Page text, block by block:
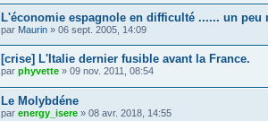
L'économie espagnole en difficulté ...... un peu
par Maurin » 06 sept. 2005, 14:09
[crise] L'Italie dernier fusible avant la France.
par phyvette » 09 nov. 2011, 08:54
Le Molybdéne
par energy_isere » 08 avr. 2018, 14:55